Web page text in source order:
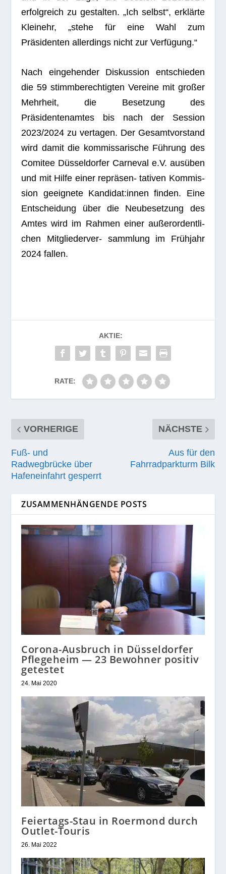
erfolg­reich zu gestal­ten. „Ich selbst“, erklärte
Kleinehr, „stehe für eine Wahl zum
Präsidenten aller­dings nicht zur Verfügung.“
Nach ein­ge­hen­der Dis­kus­sion ent­schie­den
die 59 stimm­be­rech­tig­ten Ver­eine mit gro­ßer
Mehr­heit, die Beset­zung des
Präsidentenamtes bis nach der Ses­sion
2023/2024 zu ver­ta­gen. Der Gesamt­vor­stand
wird damit die kom­mis­sa­ri­sche Führung des
Comi­tee Düsseldorfer Car­ne­val e.V. ausüben
und mit Hilfe einer repräsen- tati­ven Kom­mis­
sion geeig­nete Kandidat:innen fin­den. Eine
Ent­schei­dung über die Neu­be­set­zung des
Amtes wird im Rah­men einer außer­or­dent­li­
chen Mit­glie­der­ver- samm­lung im Frühjahr
2024 fallen.
AKTIE:
RATE:
VORHERIGE
Fuß- und
Radwegbrücke über
Hafeneinfahrt gesperrt
NÄCHSTE
Aus für den
Fahrradparkturm Bilk
ZUSAMMENHÄNGENDE POSTS
Corona-Ausbruch in Düsseldorfer
Pflegeheim — 23 Bewohner positiv
getestet
24. Mai 2020
Feiertags-Stau in Roermond durch
Outlet-Touris
26. Mai 2022